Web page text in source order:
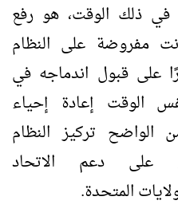
في ذلك الوقت، هو رفع
مفروضة على النظام
على قبول اندماجه في
الوقت إعادة إحياء
الواضح تركيز النظام
على دعم الاتحاد
المتحدة.